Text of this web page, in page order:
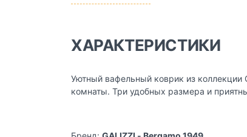
ХАРАКТЕРИСТИКИ
Уютный вафельный коврик из коллекции
комнаты. Три удобных размера и